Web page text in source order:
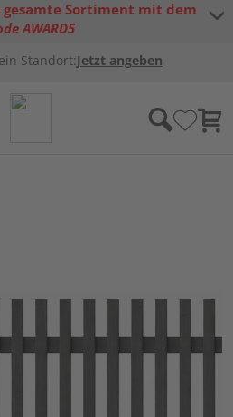
gesamte Sortiment mit dem
AWARD5
Standort:Jetzt angeben